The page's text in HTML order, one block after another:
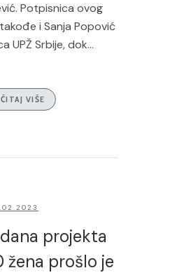
Potpisnica ovog
i Sanja Popović
UPŽ Srbije, dok...
VIŠE
projekta
žena prošlo je